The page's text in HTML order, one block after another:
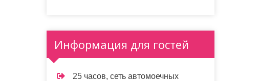
Информация для гостей
25 часов, сеть автомоечных